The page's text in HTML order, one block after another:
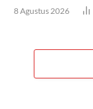
8 Agustus 2026